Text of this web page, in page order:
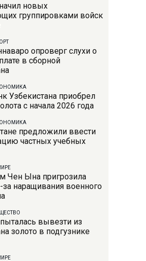
новых
группировками войск
опроверг слухи о
в сборной
Узбекистана приобрел
с начала 2026 года
предложили ввести
частных учебных
Чен Ына пригрозила
за наращивания военного
вывезти из
золото в подгузнике